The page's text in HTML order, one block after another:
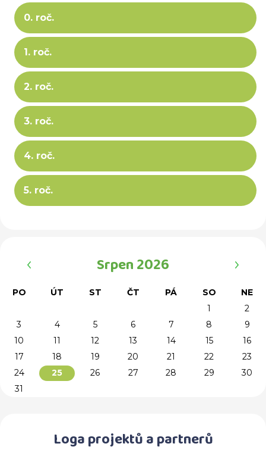
0. roč.
1. roč.
2. roč.
3. roč.
4. roč.
5. roč.
Srpen 2026
PO ÚT ST ČT PÁ SO
NE
1
2
3
4 5 6 7 8
9
10
11 12 13 14 15
16
17
18 19 20 21 22
23
24
25 26 27 28 29
30
31
Loga projektů a partnerů